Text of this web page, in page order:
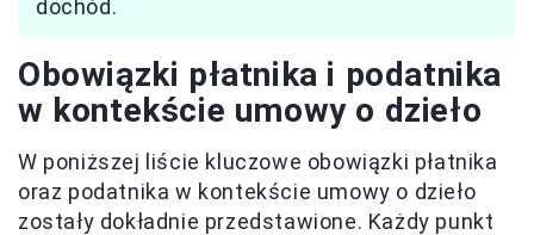
dochód.
Obowiązki płatnika i podatnika
w kontekście umowy o dzieło
W poniższej liście kluczowe obowiązki płatnika
oraz podatnika w kontekście umowy o dzieło
zostały dokładnie przedstawione. Każdy punkt